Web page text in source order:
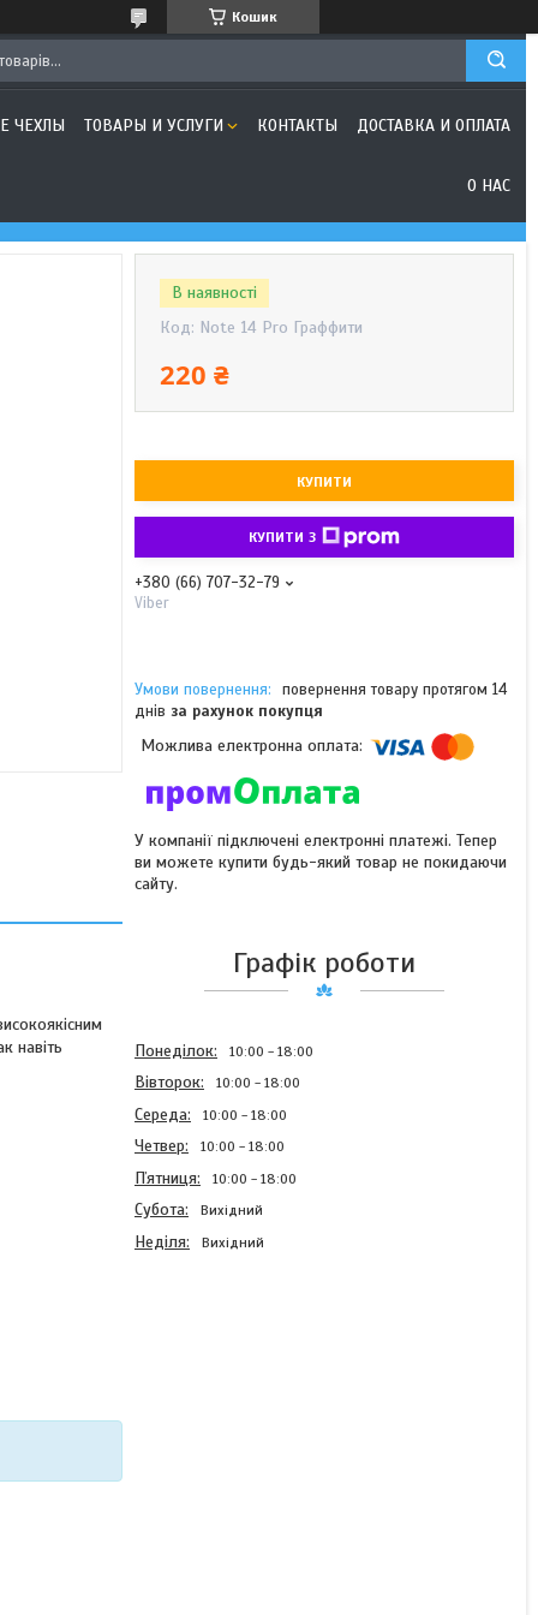
Кошик
ЧЕХЛЫ ТОВАРЫ И УСЛУГИ КОНТАКТЫ ДОСТАВКА И ОПЛАТА
О НАС
навіть
В наявності
Код: Note 14 Pro Граффити
220 ₴
КУПИТИ
КУПИТИ З
+380 (66) 707-32-79
Viber
повернення товару протягом 14
днів за рахунок покупця
У компанії підключені електронні платежі. Тепер
ви можете купити будь-який товар не покидаючи
сайту.
Графік роботи
Понеділок 10:00 18:00
Вівторок 10:00 18:00
Середа 10:00 18:00
Четвер 10:00 18:00
Пʼятниця 10:00 18:00
Субота Вихідний
Неділя Вихідний